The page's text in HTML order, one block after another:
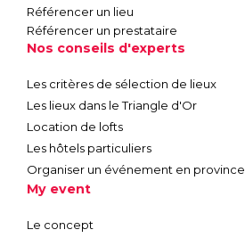
Référencer un lieu
Référencer un prestataire
Nos conseils d'experts
Les critères de sélection de lieux
Les lieux dans le Triangle d'Or
Location de lofts
Les hôtels particuliers
Organiser un événement en province
My event
Le concept